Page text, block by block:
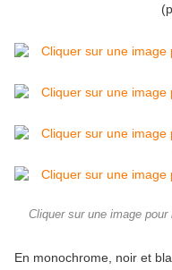
Cliquer sur une image
En monochrome, noir et